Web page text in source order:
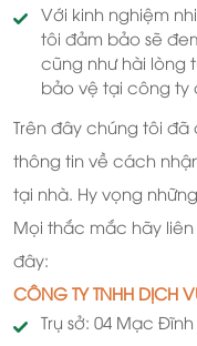
Với kinh nghiệm
tôi đảm bảo sẽ
cũng như hài lòng
bảo vệ tại công ty
Trên đây chúng tôi
thông tin về cách
tại nhà. Hy vọng
Mọi thắc mắc hãy
đây:
CÔNG TY TNHH DỊCH
Trụ sở: 04 Mạc